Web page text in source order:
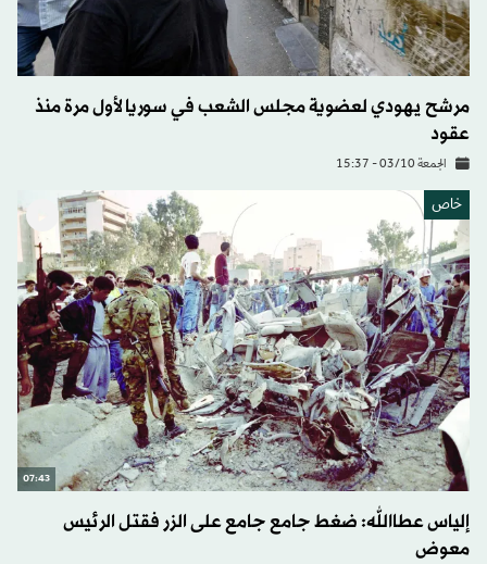
مرشح يهودي لعضوية مجلس الشعب في سوريا لأول مرة منذ
عقود
الجمعة 03/10 - 15:37
خاص
07:43
إلياس عطاالله: ضغط جامع جامع على الزر فقتل الرئيس
معوض